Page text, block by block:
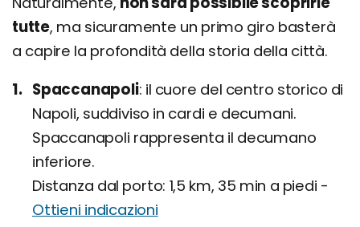
tutte, ma sicuramente un primo giro basterà
a capire la profondità della storia della città.
Spaccanapoli il cuore del centro storico di
Napoli, suddiviso in cardi e decumani.
Spaccanapoli rappresenta il decumano
inferiore.
Distanza dal porto: 1,5 km, 35 min a piedi -
Ottieni indicazioni